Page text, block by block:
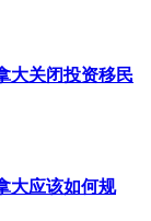
大关闭投资移民
大应该如何规